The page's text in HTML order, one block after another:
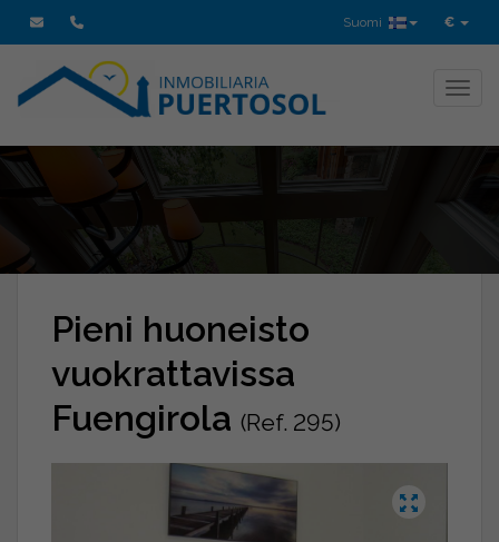
€
Suomi
Pieni huoneisto
vuokrattavissa
Fuengirola (Ref. 295)